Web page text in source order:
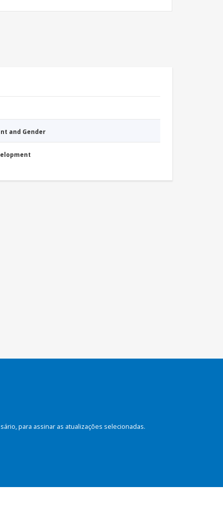
and Gender
para assinar as atualizações selecionadas.